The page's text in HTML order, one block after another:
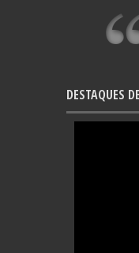
DESTAQUES